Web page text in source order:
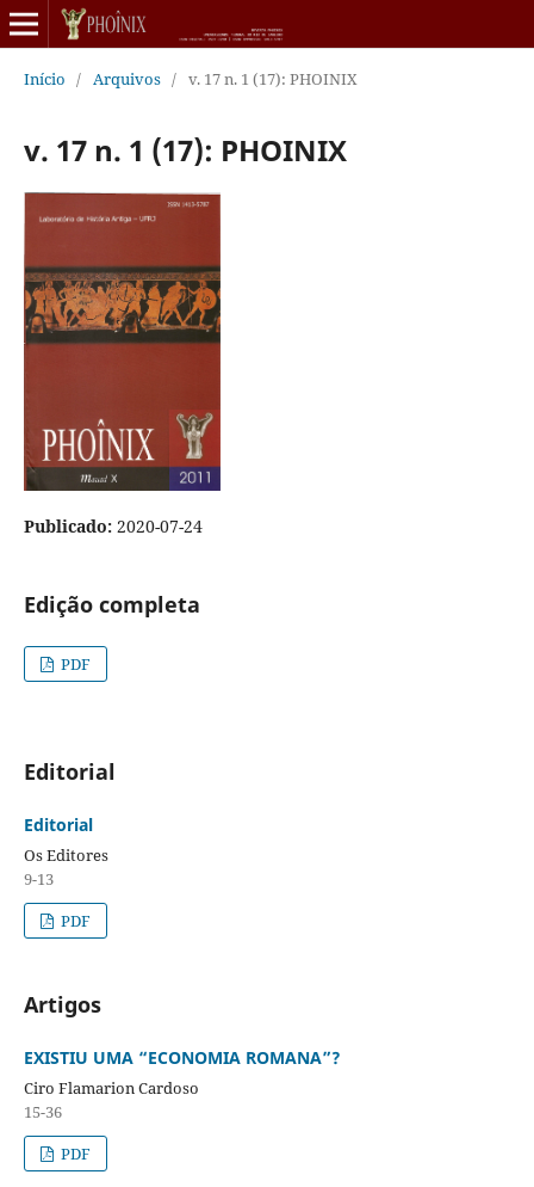
Início / Arquivos / v. 17 n. 1 (17): PHOINIX
v. 17 n. 1 (17): PHOINIX
Publicado: 2020-07-24
Edição completa
PDF
Editorial
Editorial
Os Editores
9-13
PDF
Artigos
EXISTIU UMA “ECONOMIA ROMANA”?
Ciro Flamarion Cardoso
15-36
PDF